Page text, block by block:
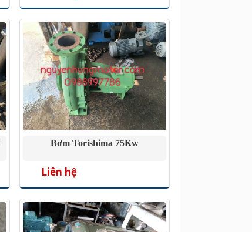
Bơm Torishima 75Kw
Liên hệ